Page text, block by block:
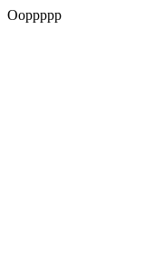
Ooppppp